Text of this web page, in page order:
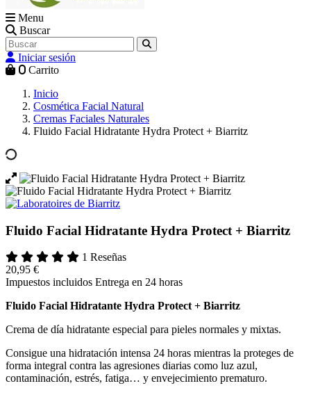
Menu
Buscar
Iniciar sesión
0 Carrito
Inicio
Cosmética Facial Natural
Cremas Faciales Naturales
Fluido Facial Hidratante Hydra Protect + Biarritz
Fluido Facial Hidratante Hydra Protect + Biarritz
1 Reseñas
20,95 €
Impuestos incluidos Entrega en 24 horas
Fluido Facial Hidratante Hydra Protect + Biarritz
Crema de día hidratante especial para pieles normales y mixtas.
Consigue una hidratación intensa 24 horas mientras la proteges de
forma integral contra las agresiones diarias como luz azul,
contaminación, estrés, fatiga… y envejecimiento prematuro.